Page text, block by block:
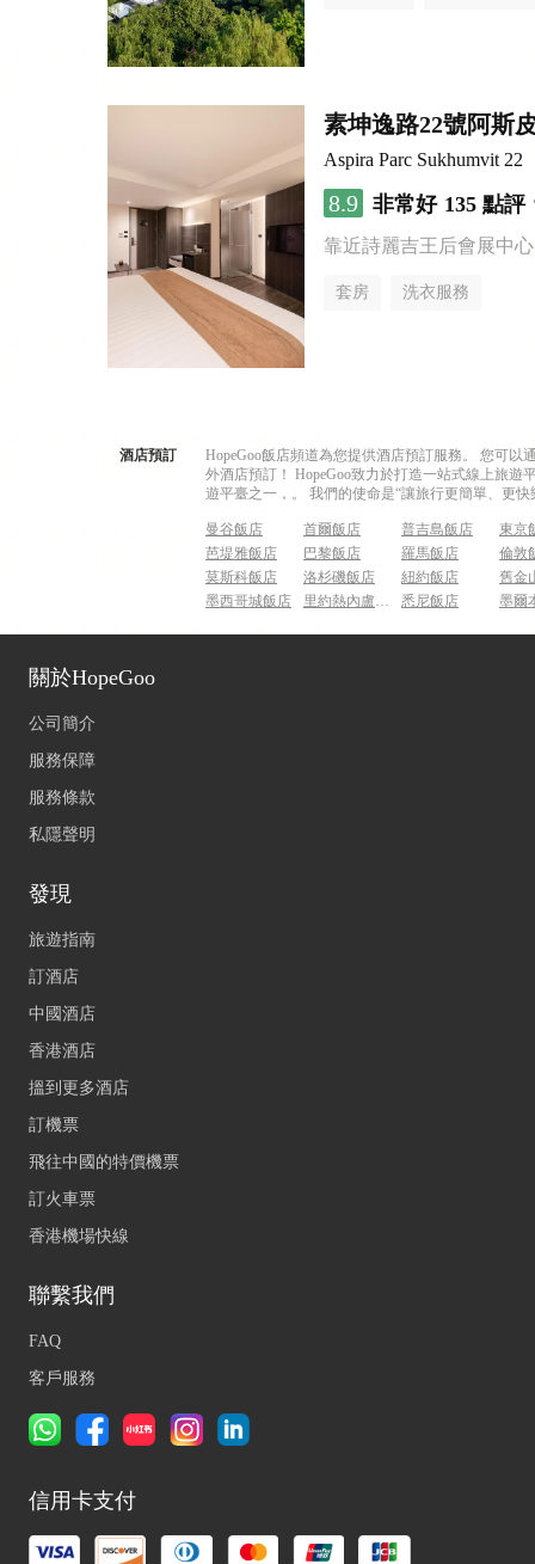
素坤逸路22號阿斯
Aspira Parc Sukhumvit 22
8.9 非常好 135 點評
靠近詩麗吉王后會展中心
套房 洗衣服務
酒店預訂
HopeGoo飯店頻道為您提供酒店預訂服務。 您可
外酒店預訂！ HopeGoo致力於打造一站式線上旅
遊平臺之一，。 我們的使命是“讓旅行更簡單、更
曼谷飯店 首爾飯店 普吉島飯店
東京
芭堤雅飯店
巴黎飯店 羅馬飯店
倫敦
莫斯科飯店
洛杉磯飯店 紐約飯店
舊金
墨西哥城飯店
里約熱內盧飯店 悉尼飯店 墨爾
關於HopeGoo
公司簡介
服務保障
服務條款
私隱聲明
發現
旅遊指南
訂酒店
中國酒店
香港酒店
搵到更多酒店
訂機票
飛往中國的特價機票
訂火車票
香港機場快線
聯繫我們
FAQ
客戶服務
信用卡支付